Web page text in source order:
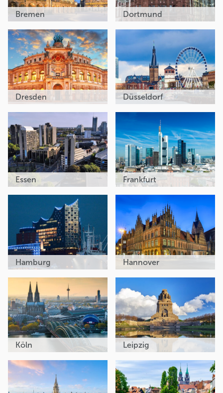
Bremen Dortmund
Dresden Düsseldorf
Essen Frankfurt
Hamburg Hannover
Köln Leipzig